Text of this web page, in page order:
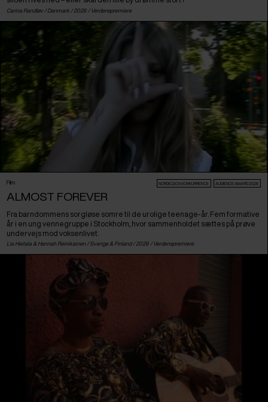
Carina Randløv / Danmark / 2026 / Verdenspremiere
Film NORDIC:DOX KONKURRENCE AUDIENCE AWARD 2026
ALMOST FOREVER
Fra barndommens sorgløse somre til de urolige teenage-år. Fem formative
år i en ung vennegruppe i Stockholm, hvor sammenholdet sættes på prøve
undervejs mod voksenlivet.
Lia Hietala & Hannah Reinikainen / Sverige & Finland/ 2026 / Verdenspremiere